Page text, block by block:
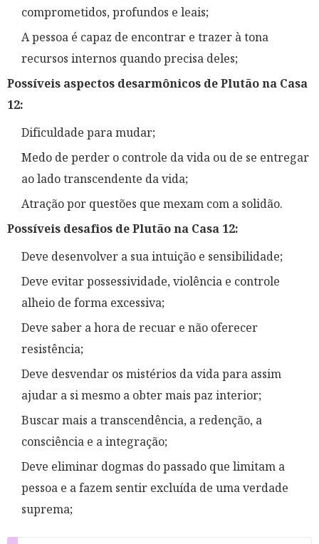
comprometidos, profundos e leais;
A pessoa é capaz de encontrar e trazer à tona
recursos internos quando precisa deles;
Possíveis aspectos desarmônicos de Plutão na Casa
12:
Dificuldade para mudar;
Medo de perder o controle da vida ou de se entregar
ao lado transcendente da vida;
Atração por questões que mexam com a solidão.
Possíveis desafios de Plutão na Casa 12:
Deve desenvolver a sua intuição e sensibilidade;
Deve evitar possessividade, violência e controle
alheio de forma excessiva;
Deve saber a hora de recuar e não oferecer
resistência;
Deve desvendar os mistérios da vida para assim
ajudar a si mesmo a obter mais paz interior;
Buscar mais a transcendência, a redenção, a
consciência e a integração;
Deve eliminar dogmas do passado que limitam a
pessoa e a fazem sentir excluída de uma verdade
suprema;